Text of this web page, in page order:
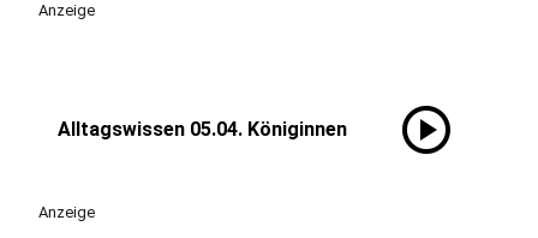
Anzeige
Alltagswissen 05.04. Königinnen play_circle
Anzeige